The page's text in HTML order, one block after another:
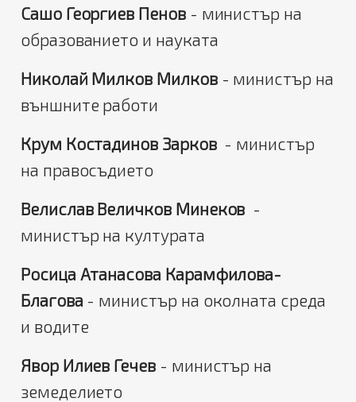
Сашо Георгиев Пенов- министър на
образованието и науката
Николай Милков Милков- министър на
външните работи
Крум Костадинов Зарков- министър
на правосъдието
Велислав Величков Минеков -
министър на културата
Росица Атанасова Карамфилова-
Благова - министър на околната среда
и водите
Явор Илиев Гечев - министър на
земеделието